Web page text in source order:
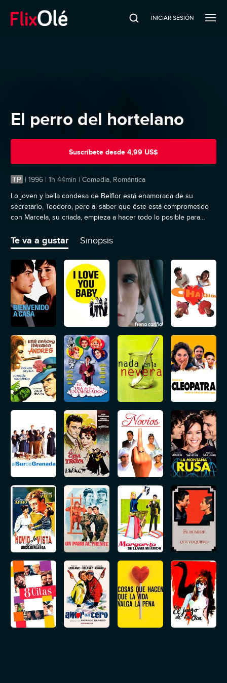
INICIAR SESIÓN
El perro del hortelano
Suscríbete desde 4,99 US$
TP | 1996 | 1h 44min | Comedia, Romántica
Lo joven y bella condesa de Belflor está enamorada de su
secretario, Teodoro, pero al saber que éste está comprometido
con Marcela, su criada, empieza a hacer todo lo posible para
Te va a gustar Sinopsis